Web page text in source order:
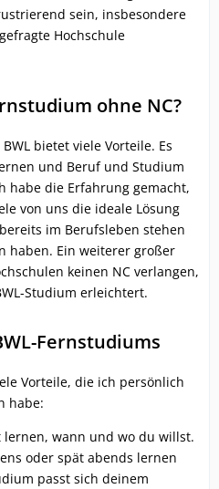
sein, insbesondere
Hochschule
ohne NC?
bietet viele Vorteile. Es
und Beruf und Studium
habe die Erfahrung gemacht,
von uns die ideale Lösung
im Berufsleben stehen
haben. Ein weiterer großer
keinen NC verlangen,
Studium erleichtert.
Fernstudiums
Vorteile, die ich persönlich
habe:
lernen, wann und wo du willst.
oder spät abends lernen
passt sich deinem